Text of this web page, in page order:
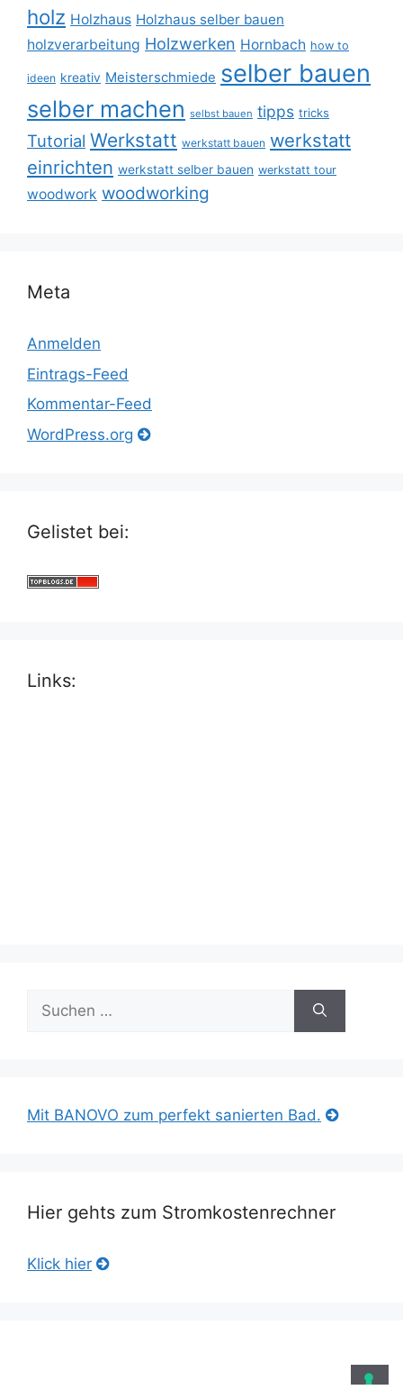
holz Holzhaus Holzhaus selber bauen
holzverarbeitung Holzwerken Hornbach how to
ideen kreativ Meisterschmiede selber bauen
selber machen selbst bauen tipps tricks
Tutorial Werkstatt werkstatt bauen werkstatt
einrichten werkstatt selber bauen werkstatt tour
woodwork woodworking
Meta
Anmelden
Eintrags-Feed
Kommentar-Feed
WordPress.org
Gelistet bei:
Links:
nach:
Mit BANOVO zum perfekt sanierten Bad.
Hier gehts zum Stromkostenrechner
Klick hier